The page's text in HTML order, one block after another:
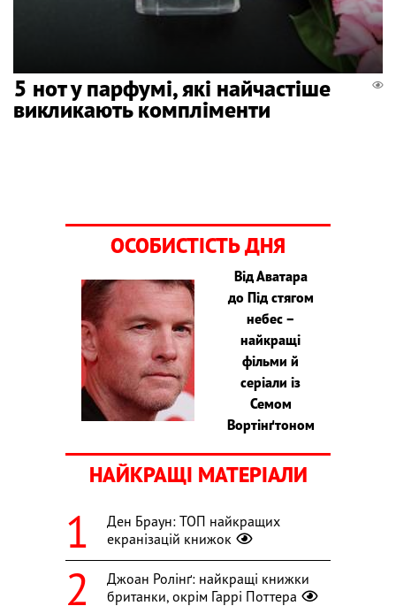
5 нот у парфумі, які найчастіше
викликають компліменти
ОСОБИСТІСТЬ ДНЯ
Від Аватара
до Під стягом
небес –
найкращі
фільми й
серіали із
Семом
Вортінґтоном
НАЙКРАЩІ МАТЕРІАЛИ
Ден Браун: ТОП найкращих
екранізацій книжок
Джоан Ролінґ: найкращі книжки
британки, окрім Гаррі Поттера